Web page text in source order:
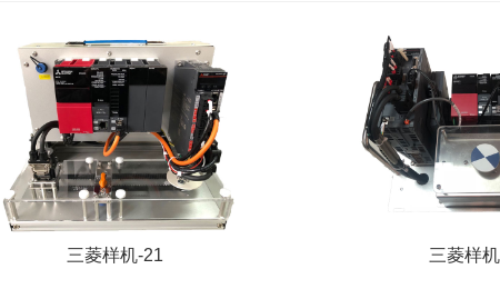
三菱样机-21 三菱样